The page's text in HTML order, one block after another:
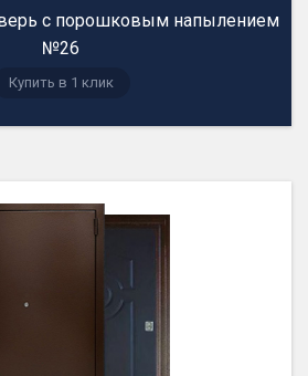
с порошковым напылением
№26
Купить в 1 клик